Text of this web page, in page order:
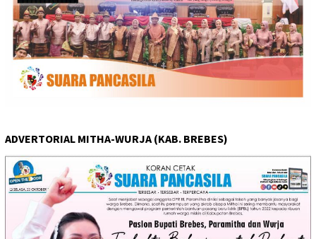
ADVERTORIAL MITHA-WURJA (KAB. BREBES)